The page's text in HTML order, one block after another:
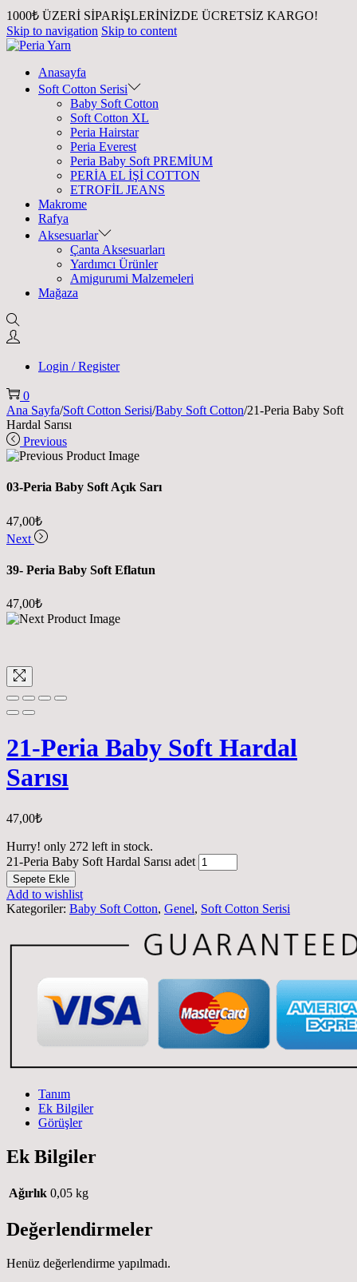
1000₺ ÜZERİ SİPARİŞLERİNİZDE ÜCRETSİZ KARGO!
Skip to navigation Skip to content
Anasayfa
Soft Cotton Serisi
Baby Soft Cotton
Soft Cotton XL
Peria Hairstar
Peria Everest
Peria Baby Soft PREMİUM
PERİA EL İŞİ COTTON
ETROFİL JEANS
Makrome
Rafya
Aksesuarlar
Çanta Aksesuarları
Yardımcı Ürünler
Amigurumi Malzemeleri
Mağaza
Login / Register
0
Ana Sayfa/Soft Cotton Serisi/Baby Soft Cotton/21-Peria Baby Soft
Hardal Sarısı
Previous
03-Peria Baby Soft Açık Sarı
47,00₺
Next
39- Peria Baby Soft Eflatun
47,00₺
21-Peria Baby Soft Hardal
Sarısı
47,00₺
Hurry! only 272 left in stock.
21-Peria Baby Soft Hardal Sarısı adet
Sepete Ekle
Add to wishlist
Kategoriler: Baby Soft Cotton, Genel, Soft Cotton Serisi
Tanım
Ek Bilgiler
Görüşler
Ek Bilgiler
Ağırlık 0,05 kg
Değerlendirmeler
Henüz değerlendirme yapılmadı.